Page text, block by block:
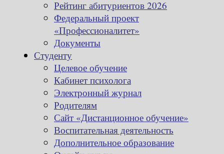
Рейтинг абитуриентов 2026
Федеральный проект
«Профессионалитет»
Документы
Студенту
Целевое обучение
Кабинет психолога
Электронный журнал
Родителям
Сайт «Дистанционное обучение»
Воспитательная деятельность
Дополнительное образование